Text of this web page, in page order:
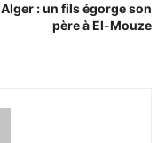
Alger : un fils égorge son
père à El-Mouze